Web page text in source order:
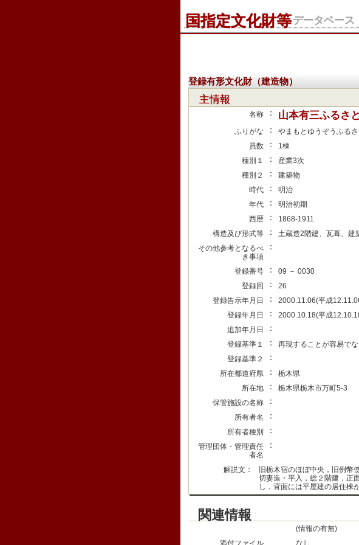
国指定文化財等データベース
登録有形文化財（建造物）
主情報
名称 ： 山本有三ふるさ
ふりがな ：
やまもとゆうぞうふる
員数
：
1棟
種別１
：
産業3次
種別２
：
建築物
時代
：
明治
年代
：
明治初期
西暦
：
1868-1911
構造及び形式等
：
土蔵造2階建、瓦葺、建
その他参考となるべ
き事項
：
登録番号 ：
09 － 0030
登録回
：
26
登録告示年月日
：
2000.11.06(平成
登録年月日
：
2000.10.18(平成
追加年月日
：
登録基準１ ：
再現することが容易で
登録基準２
：
所在都道府県 ：
栃木県
所在地
：
栃木県栃木市万町5-3
保管施設の名称
：
所有者名 ：
所有者種別 ：
管理団体・管理責任
者名
：
解説文：
旧栃木宿のほぼ中央，旧例幣
切妻造・平入，総２階建，正
し，背面には平屋建の居住棟
関連情報
(情報の有無)
添付ファイル
なし